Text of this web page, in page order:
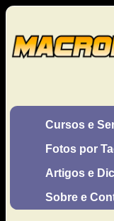
Cursos e
Fotos por
Artigos e
Sobre e